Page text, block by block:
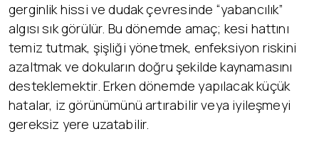
gerginlik hissi ve dudak çevresinde “yabancılık”
algısı sık görülür. Bu dönemde amaç; kesi hattını
temiz tutmak, şişliği yönetmek, enfeksiyon riskini
azaltmak ve dokuların doğru şekilde kaynamasını
desteklemektir. Erken dönemde yapılacak küçük
hatalar, iz görünümünü artırabilir veya iyileşmeyi
gereksiz yere uzatabilir.